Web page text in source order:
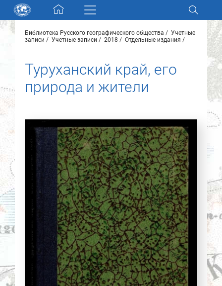
Skip navigation
Разделы и коллекции
Электронный каталог
Новости
О нас
Контакты
Партнеры
Найти
Библиотека Русского географического общества
Учетные
записи
Учетные записи 2018 Отдельные издания
Туруханский край, его
природа и жители